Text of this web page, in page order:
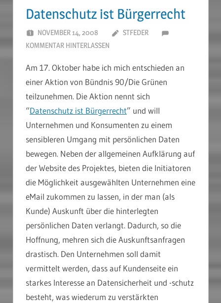
Datenschutz ist Bürgerrecht
NOVEMBER 14, 2008
STFEDER
KOMMENTAR HINTERLASSEN
Am 17. Oktober habe ich mich entschieden an
einer Aktion von Bündnis 90/Die Grünen
teilzunehmen. Die Aktion nennt sich
“Datenschutz ist Bürgerrecht” und will
Unternehmen und Konsumenten zu einem
sensibleren Umgang mit persönlichen Daten
bewegen. Neben der allgemeinen Aufklärung auf
der Website des Projektes, bieten die Initiatoren
die Möglichkeit ausgewählten Unternehmen eine
eMail zukommen zu lassen, in der man (als
Kunde) Auskunft über die hinterlegten
persönlichen Daten verlangt. Dadurch, so die
Hoffnung, mehren sich die Auskunftsanfragen
drastisch. Den Unternehmen soll damit
vermittelt werden, dass auf Kundenseite ein
starkes Interesse an Datensicherheit und -schutz
besteht, was wiederum zu verstärkten